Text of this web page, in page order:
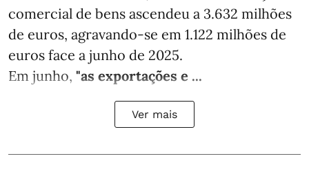
comercial de bens ascendeu a 3.632 milhões
de euros, agravando-se em 1.122 milhões de
euros face a junho de 2025.
Em junho, "as exportações e ...
Ver mais